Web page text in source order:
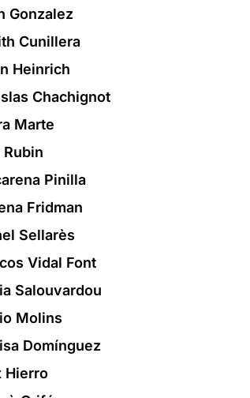
Gonzalez
Cunillera
Heinrich
Chachignot
Marte
Rubin
Pinilla
Fridman
Sellarès
Vidal Font
Salouvardou
Molins
Domínguez
Hierro